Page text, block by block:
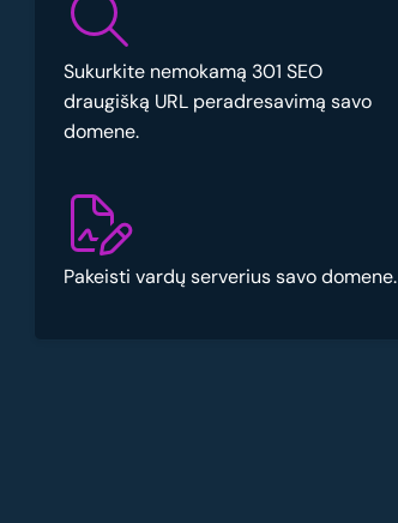
Sukurkite nemokamą 301 SEO
draugišką URL peradresavimą savo
domene.
Pakeisti vardų serverius savo domene.